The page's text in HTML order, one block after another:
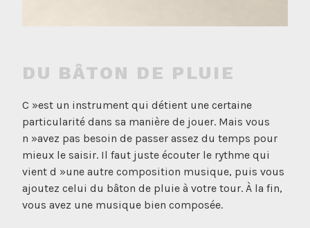
DU BÂTON DE PLUIE
C »est un instrument qui détient une certaine
particularité dans sa manière de jouer. Mais vous
n »avez pas besoin de passer assez du temps pour
mieux le saisir. Il faut juste écouter le rythme qui
vient d »une autre composition musique, puis vous
ajoutez celui du bâton de pluie à votre tour. À la fin,
vous avez une musique bien composée.